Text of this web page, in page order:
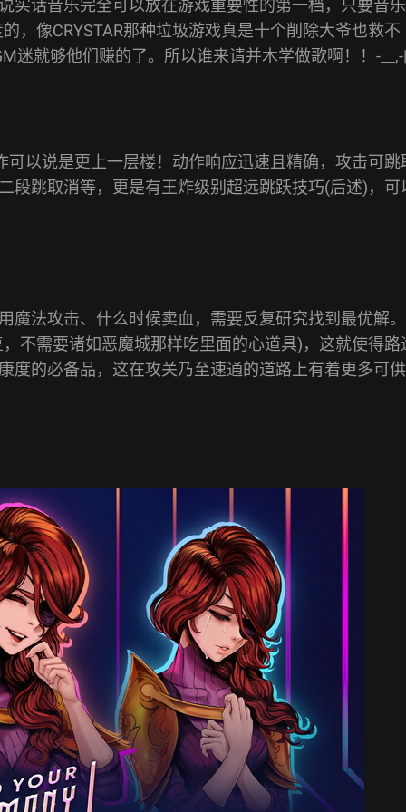
实话音乐完全可以放在游戏重要性的第一档，只要音乐
，像CRYSTAR那种垃圾游戏真是十个削除大爷也救不
迷就够他们赚的了。所以谁来请并木学做歌啊！！-__,-
以说是更上一层楼！动作响应迅速且精确，攻击可跳
段跳取消等，更是有王炸级别超远跳跃技巧(后述)，可
法攻击、什么时候卖血，需要反复研究找到最优解。
不需要诸如恶魔城那样吃里面的心道具)，这就使得路
度的必备品，这在攻关乃至速通的道路上有着更多可供